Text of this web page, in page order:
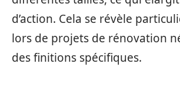
d’action. Cela se révèle
lors de projets de rénovation
des finitions spécifiques.